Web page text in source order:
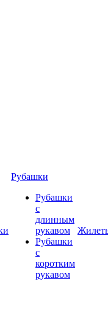
Рубашки
Рубашки
с
длинным
рукавом
Рубашки
с
коротким
рукавом